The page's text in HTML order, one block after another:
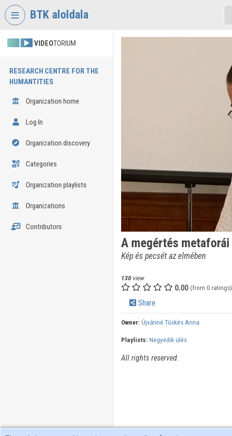
Skip header
BTK aloldala
VIDEOTORIUM
RESEARCH CENTRE FOR THE
HUMANTITIES
Organization home
Log In
Organization discovery
Categories
Organization playlists
Organizations
Contributors
A megértés metaforái
Kép és pecsét az elmében
130view
0.00 (from 0 ratings)
Share
Owner: Újváriné Tüskés Anna
Playlists: Negyedik ülés
All rights reserved.